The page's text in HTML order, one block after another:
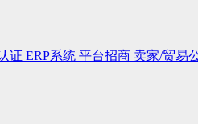
证 ERP系统 平台招商 卖家/贸易